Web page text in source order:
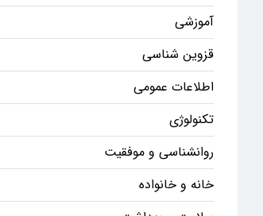
آموزشی
قزوین شناسی
اطلاعات عمومی
تکنولوژی
روانشناسی و موفقیت
خانه و خانواده